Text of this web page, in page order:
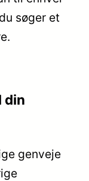
søger et
din
genveje